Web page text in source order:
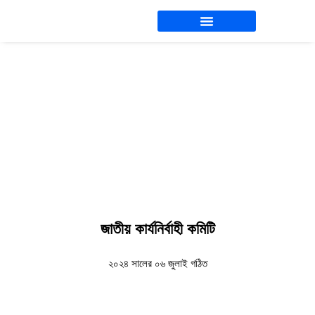
জাতীয় কার্যনির্বাহী কমিটি
২০২৪ সালের ০৬ জুলাই গঠিত